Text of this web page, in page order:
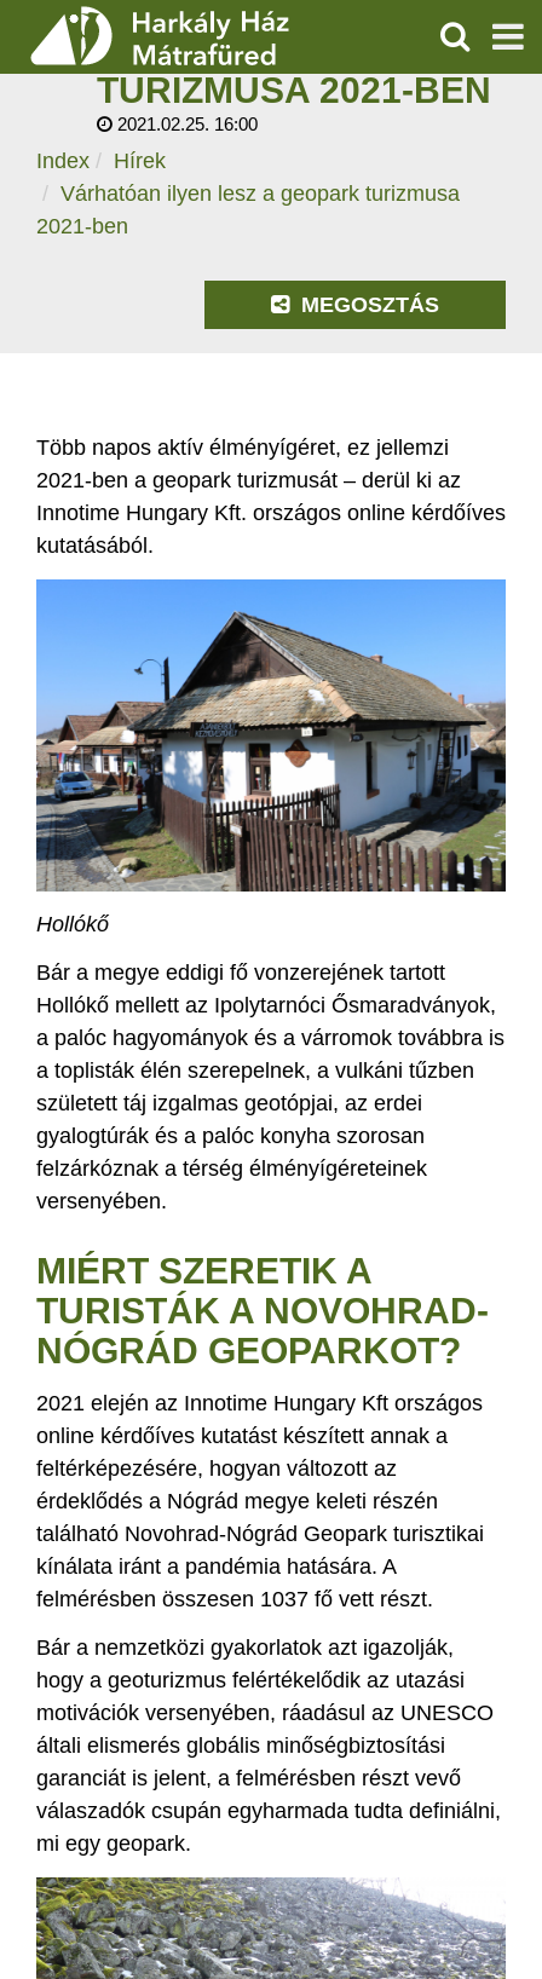
SZOLGÁLTATÁSOK
PROGRAMOK
HÍREK
KERESÉS
VÁRHATÓAN ILYEN
LESZ A GEOPARK
TURIZMUSA 2021-BEN
2021.02.25. 16:00
Index
Hírek
Várhatóan ilyen lesz a geopark turizmusa
2021-ben
MEGOSZTÁS
Több napos aktív élményígéret, ez jellemzi
2021-ben a geopark turizmusát – derül ki az
Innotime Hungary Kft. országos online kérdőíves
kutatásából.
Hollókő
Bár a megye eddigi fő vonzerejének tartott
Hollókő mellett az Ipolytarnóci Ősmaradványok,
a palóc hagyományok és a várromok továbbra is
a toplisták élén szerepelnek, a vulkáni tűzben
született táj izgalmas geotópjai, az erdei
gyalogtúrák és a palóc konyha szorosan
felzárkóznak a térség élményígéreteinek
versenyében.
MIÉRT SZERETIK A
TURISTÁK A NOVOHRAD-
NÓGRÁD GEOPARKOT?
2021 elején az Innotime Hungary Kft országos
online kérdőíves kutatást készített annak a
feltérképezésére, hogyan változott az
érdeklődés a Nógrád megye keleti részén
található Novohrad-Nógrád Geopark turisztikai
kínálata iránt a pandémia hatására. A
felmérésben összesen 1037 fő vett részt.
Bár a nemzetközi gyakorlatok azt igazolják,
hogy a geoturizmus felértékelődik az utazási
motivációk versenyében, ráadásul az UNESCO
általi elismerés globális minőségbiztosítási
garanciát is jelent, a felmérésben részt vevő
válaszadók csupán egyharmada tudta definiálni,
mi egy geopark.